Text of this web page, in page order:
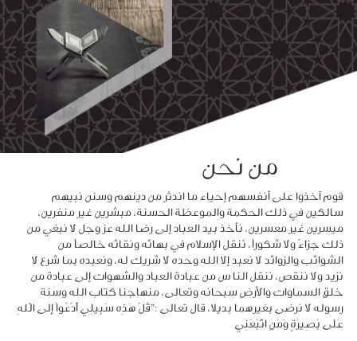
الإلكترونية
قسم
الكتب
الضوئية
المخطوطات
الردود
والمقالات
الفتاوى
الشرعية
من نحن
قوم آخذوا على أنفسهم إحياء ما اندثر من دينهم وسنن نبيهم
سالكين في ذلك الحكمة والموعظة الحسنة، مبشرين غير منفرين،
ميسرين غير معسرين، نأخذ بيد العباد إلى رضا الله عز وجل لا نبغي من
ذلك جزاءً ولا شكوراً، نَنقل الإسلام في بهائه ونقائه خالصاً من
الشوائب والزوائد لا نعبد إلا الله وحده لا شريك له، ونعبده بما شرع لا
نزيد ولا ننقص، ننقل الناس من عبادة العباد والشهوات إلى عبادة من
خلق السماوات والأرض سبحانه وتعالى، منهاجنا كتاب الله وسنة
رسوله لا نرضى بغيرهما بديلا، قال تعالى :"قُلْ هَذِه سَبِيلِي أَدْعُواْ إِلى الَّلهِ
عَلَى بَصِيرَةٍ وَمَنِ اتَّبَعَنِي